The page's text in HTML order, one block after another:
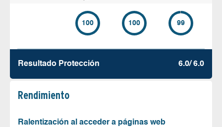
100 100 99
Resultado Protección 6.0/ 6.0
Rendimiento
Ralentización al acceder a páginas web